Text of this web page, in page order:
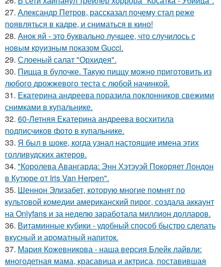
27. Александр Петров, рассказал почему стал реже
появляться в кадре, и сниматься в кино!
28. Анок яй - это буквально лучшее, что случилось с
новым круизным показом Gucci.
29. Слоеный салат "Орхидея".
30. Пицца в булочке. Такую пиццу можно приготовить из
любого дрожжевого теста с любой начинкой.
31. Екатерина андреева поразила поклонников свежими
снимками в купальнике.
32. 60-Летняя Екатерина андреева восхитила
подписчиков фото в купальнике.
33. Я был в шоке, когда узнал настоящие имена этих
голливудских актеров.
34. "Королева Авангарда: Энн Хэтэуэй Покоряет Лондон
в Кутюре от Iris Van Herpen".
35. Шеннон Элизабет, которую многие помнят по
культовой комедии американский пирог, создала аккаунт
на Onlyfans и за неделю заработала миллион долларов.
36. Витаминные кубики - удобный способ быстро сделать
вкусный и ароматный напиток.
37. Мария Кожевникова - наша версия Блейк лайвли:
многодетная мама, красавица и актриса, поставившая